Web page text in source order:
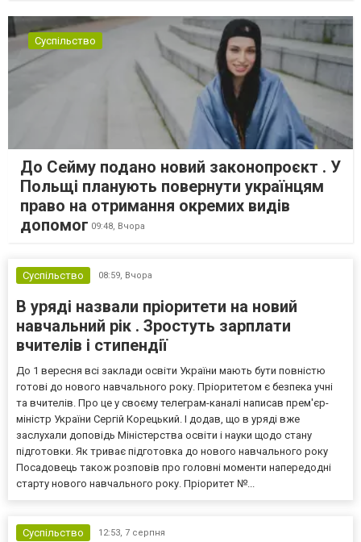
Суспільство
До Сейму подано новий законопроєкт . У
Польщі планують повернути українцям
право на отримання окремих видів
допомог 09:48, Вчора
Суспільство 08:59, Вчора
В уряді назвали пріоритети на новий
навчальний рік . Зростуть зарплати
вчителів і стипендії
До 1 вересня всі заклади освіти України мають бути повністю
готові до нового навчального року. Пріоритетом є безпека учні
та вчителів. Про це у своєму телеграм-каналі написав прем'єр-
міністр України Сергій Корецький. І додав, що в уряді вже
заслухали доповідь Міністерства освіти і науки щодо стану
підготовки. Як триває підготовка до нового навчального року
Посадовець також розповів про головні моменти напередодні
старту нового навчального року. Пріоритет №...
Суспільство 12:53, 7 серпня